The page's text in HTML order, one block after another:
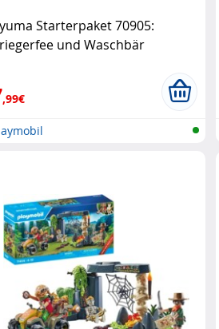
Starterpaket 70905:
und Waschbär
,99€